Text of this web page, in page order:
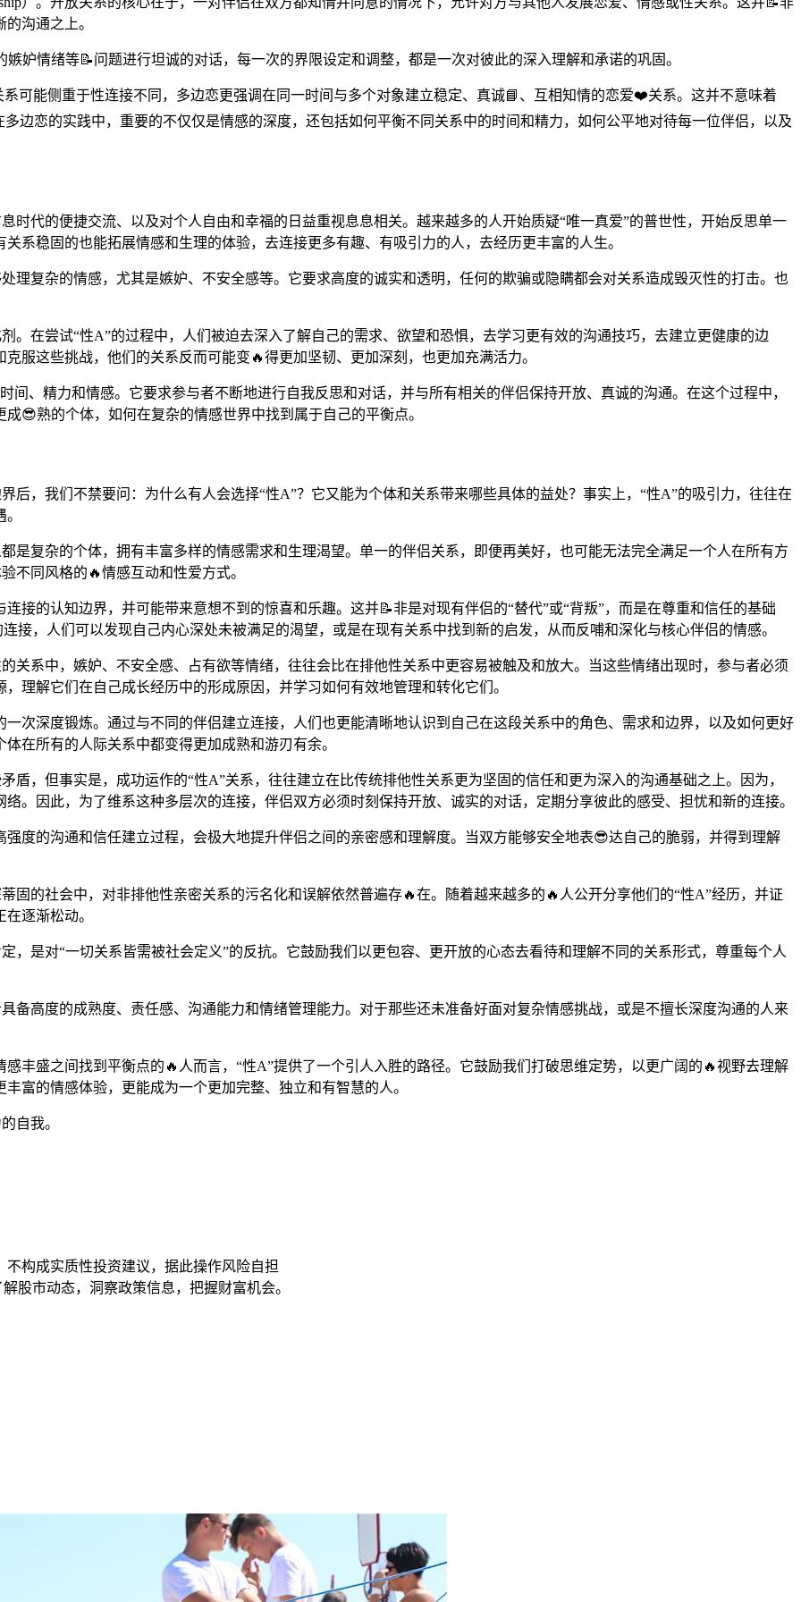
沟通之上。
妒情绪等📝问题进行坦诚的对话，每一次的界限设定和调整，都是一次对彼此的深入理解和承诺的巩固。
系可能侧重于性连接不同，多边恋更强调在同一时间与多个对象建立稳定、真诚📘、互相知情的恋爱❤️关系。这并不意味着
边恋的实践中，重要的不仅仅是情感的深度，还包括如何平衡不同关系中的时间和精力，如何公平地对待每一位伴侣，以及
时代的便捷交流、以及对个人自由和幸福的日益重视息息相关。越来越多的人开始质疑“唯一真爱”的普世性，开始反思单一
系稳固的也能拓展情感和生理的体验，去连接更多有趣、有吸引力的人，去经历更丰富的人生。
理复杂的情感，尤其是嫉妒、不安全感等。它要求高度的诚实和透明，任何的欺骗或隐瞒都会对关系造成毁灭性的打击。也
。在尝试“性A”的过程中，人们被迫去深入了解自己的需求、欲望和恐惧，去学习更有效的沟通技巧，去建立更健康的边
服这些挑战，他们的关系反而可能变🔥得更加坚韧、更加深刻，也更加充满活力。
间、精力和情感。它要求参与者不断地进行自我反思和对话，并与所有相关的伴侣保持开放、真诚的沟通。在这个过程中，
😎熟的个体，如何在复杂的情感世界中找到属于自己的平衡点。
后，我们不禁要问：为什么有人会选择“性A”？它又能为个体和关系带来哪些具体的益处？事实上，“性A”的吸引力，往往在
是复杂的个体，拥有丰富多样的情感需求和生理渴望。单一的伴侣关系，即便再美好，也可能无法完全满足一个人在所有方
不同风格的🔥情感互动和性爱方式。
接的认知边界，并可能带来意想不到的惊喜和乐趣。这并📝非是对现有伴侣的“替代”或“背叛”，而是在尊重和信任的基础
接，人们可以发现自己内心深处未被满足的渴望，或是在现有关系中找到新的启发，从而反哺和深化与核心伴侣的情感。
关系中，嫉妒、不安全感、占有欲等情绪，往往会比在排他性关系中更容易被触及和放大。当这些情绪出现时，参与者必须
理解它们在自己成长经历中的形成原因，并学习如何有效地管理和转化它们。
次深度锻炼。通过与不同的伴侣建立连接，人们也更能清晰地认识到自己在这段关系中的角色、需求和边界，以及如何更好
在所有的人际关系中都变得更加成熟和游刃有余。
盾，但事实是，成功运作的“性A”关系，往往建立在比传统排他性关系更为坚固的信任和更为深入的沟通基础之上。因为，
。因此，为了维系这种多层次的连接，伴侣双方必须时刻保持开放、诚实的对话，定期分享彼此的感受、担忧和新的连接。
度的沟通和信任建立过程，会极大地提升伴侣之间的亲密感和理解度。当双方能够安全地表😎达自己的脆弱，并得到理解
固的社会中，对非排他性亲密关系的污名化和误解依然普遍存🔥在。随着越来越多的🔥人公开分享他们的“性A”经历，并证
逐渐松动。
，是对“一切关系皆需被社会定义”的反抗。它鼓励我们以更包容、更开放的心态去看待和理解不同的关系形式，尊重每个人
备高度的成熟度、责任感、沟通能力和情绪管理能力。对于那些还未准备好面对复杂情感挑战，或是不擅长深度沟通的人来
丰盛之间找到平衡点的🔥人而言，“性A”提供了一个引人入胜的路径。它鼓励我们打破思维定势，以更广阔的🔥视野去理解
富的情感体验，更能成为一个更加完整、独立和有智慧的人。
自我。
构成实质性投资建议，据此操作风险自担
股市动态，洞察政策信息，把握财富机会。